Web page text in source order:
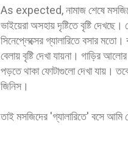
As expected, নামাজ শেষে
ভাইয়েরা অসহায় দৃষ্টিতে বৃষ্টি
সিনেপ্লেক্সের গ্যালারিতে বসার
বেলায় বৃষ্টি দেখা যায়না। গাড়ির আলোর
পড়তে থাকা ফোটাগুলো দেখা যায়।
জিনিস।
তাই মসজিদের 'গ্যালারিতে' বসে